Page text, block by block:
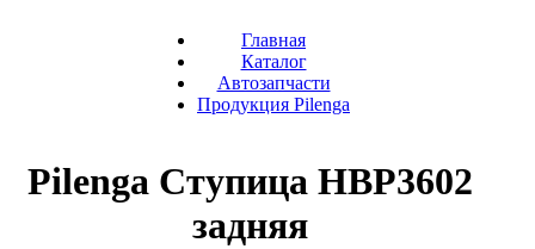
Главная
Каталог
Автозапчасти
Продукция Pilenga
Pilenga Ступица HBP3602
задняя